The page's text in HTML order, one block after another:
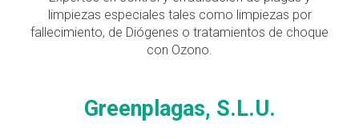
limpiezas especiales tales como limpiezas por
fallecimiento, de Diógenes o tratamientos de choque
con Ozono.
Greenplagas, S.L.U.